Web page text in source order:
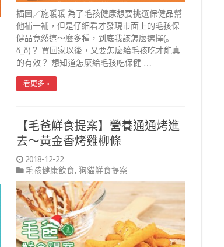
插圖／施暖暖 為了毛孩健康想要挑選保健品幫
他補一補，但是仔細看才發現市面上的毛孩保
健品竟然這～麼多種，到底我該怎麼選擇(｡
ŏ_ŏ)？ 買回家以後，又要怎麼給毛孩吃才能真
的有效？ 想知道怎麼給毛孩吃保健 …
看更多 »
【毛爸鮮食提案】營養通通烤進
去～黃金香烤雞柳條
2018-12-22
毛孩健康飲食, 狗貓鮮食提案